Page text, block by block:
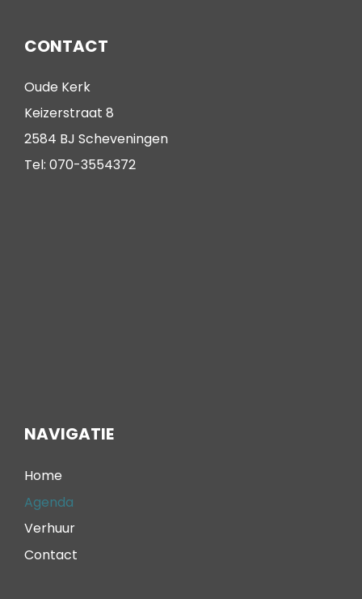
CONTACT
Oude Kerk
Keizerstraat 8
2584 BJ Scheveningen
Tel: 070-3554372
NAVIGATIE
Home
Agenda
Verhuur
Contact